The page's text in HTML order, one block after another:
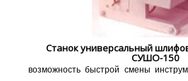
Станок универсальный
СУШО-150
возможность быстрой смены